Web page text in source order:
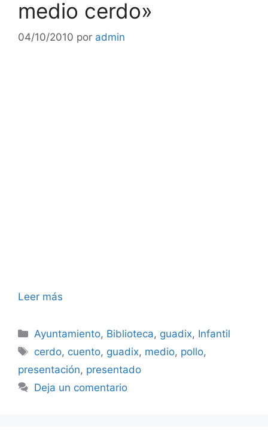
medio cerdo»
04/10/2010 por admin
Leer más
Categorías
Ayuntamiento, Biblioteca, guadix, Infantil
Etiquetas
cerdo, cuento, guadix, medio, pollo,
presentación, presentado
Deja un comentario